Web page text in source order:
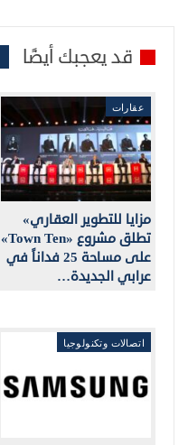
قد يعجبك أيضًا
عقارات
مزايا للتطوير العقاري»
تطلق مشروع «Town Ten»
على مساحة 25 فداناً في
عرابي الجديدة…
اتصالات وتكنولوجيا